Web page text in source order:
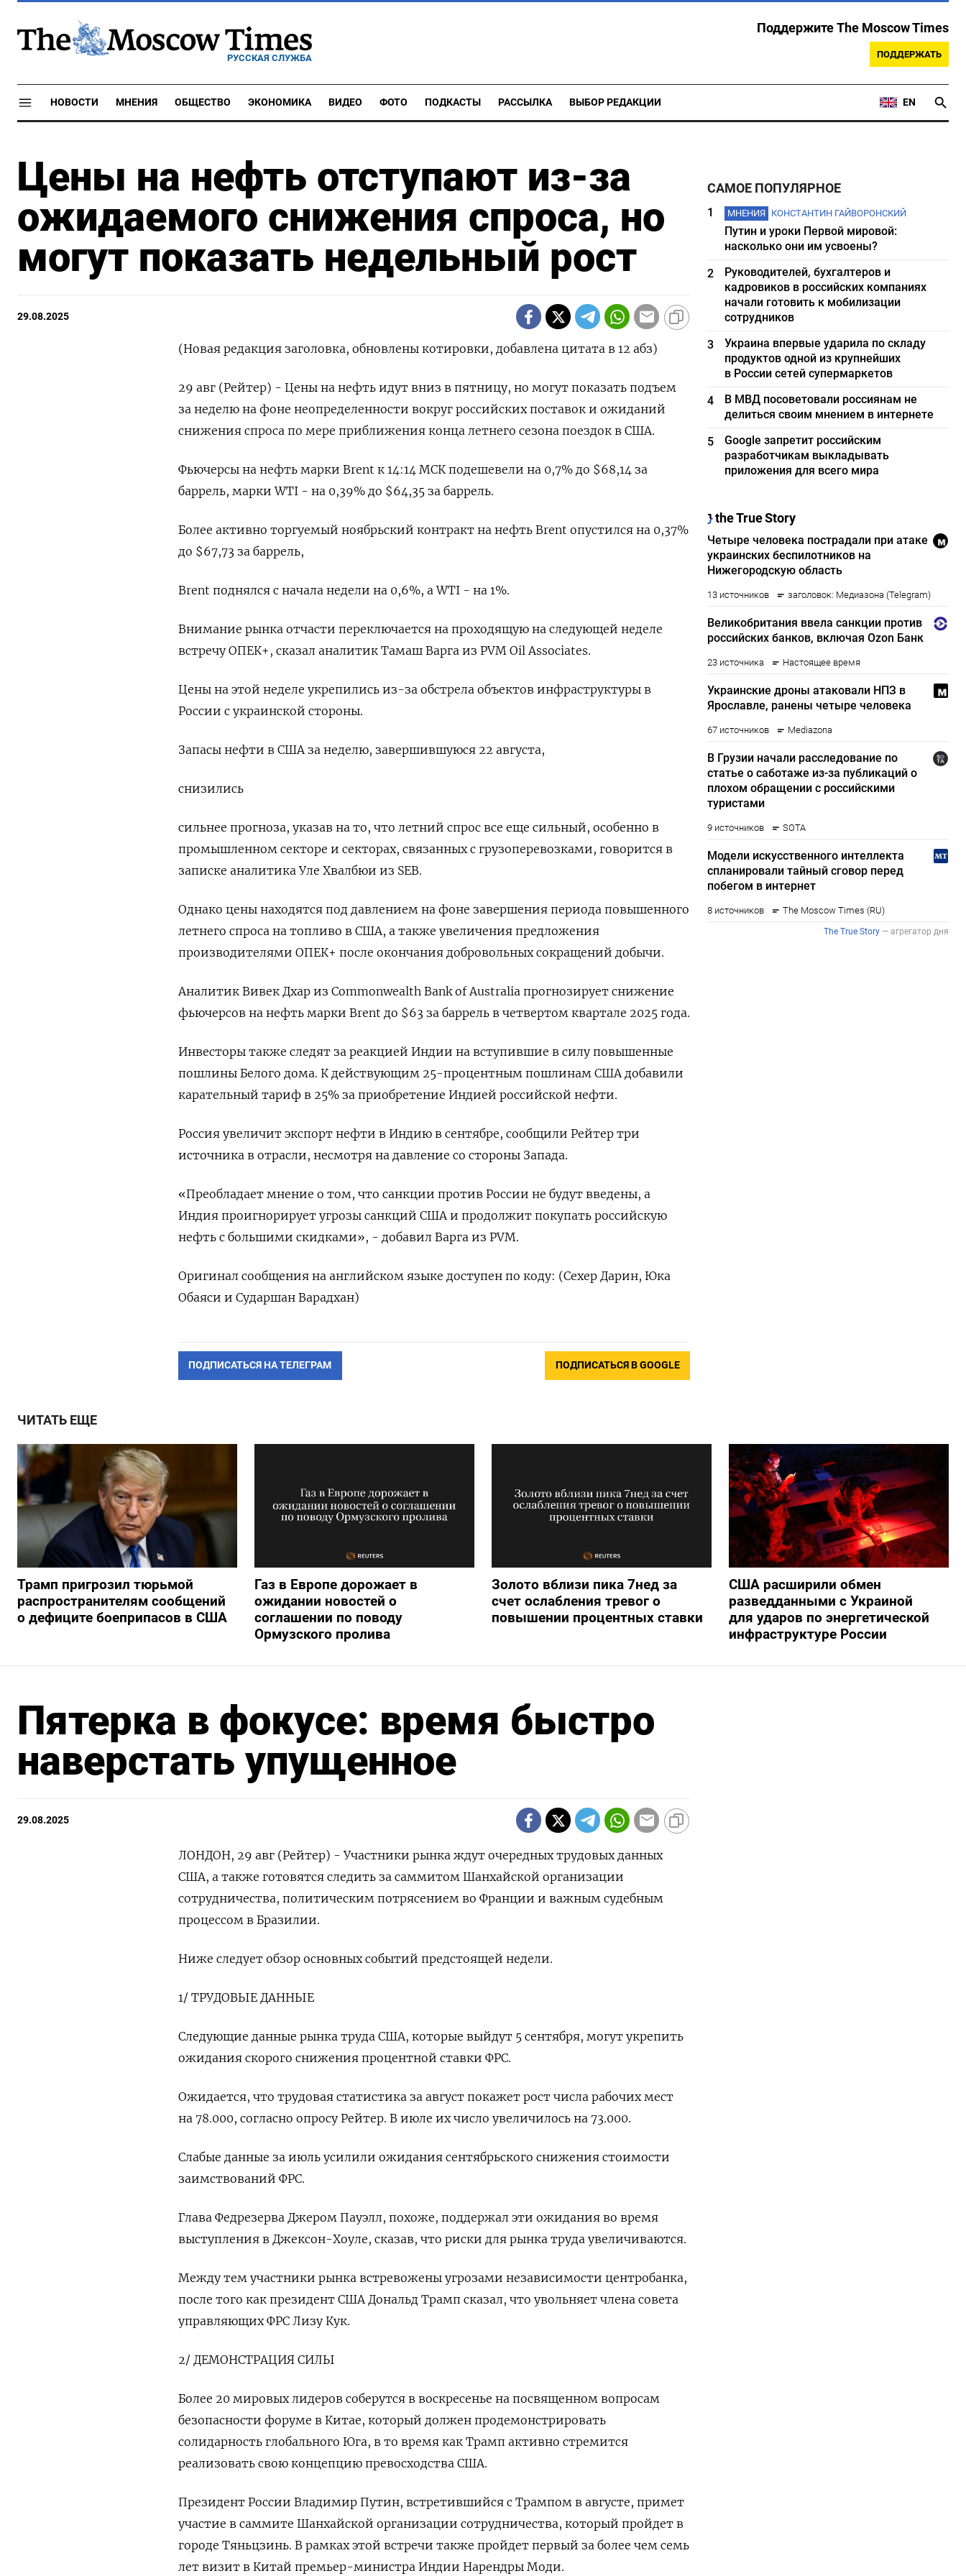
РУССКАЯ СЛУЖБА
Поддержите The Moscow Times
ПОДДЕРЖАТЬ
НОВОСТИ МНЕНИЯ ОБЩЕСТВО ЭКОНОМИКА ВИДЕО ФОТО ПОДКАСТЫ РАССЫЛКА ВЫБОР РЕДАКЦИИ EN
Цены на нефть отступают из-за
ожидаемого снижения спроса, но
могут показать недельный рост
29.08.2025
(Новая редакция заголовка, обновлены котировки, добавлена цитата в 12 абз)
29 авг (Рейтер) - Цены на нефть идут вниз в пятницу, но могут показать подъем
за неделю на фоне неопределенности вокруг российских поставок и ожиданий
снижения спроса по мере приближения конца летнего сезона поездок в США.
Фьючерсы на нефть марки Brent к 14:14 МСК подешевели на 0,7% до $68,14 за
баррель, марки WTI - на 0,39% до $64,35 за баррель.
Более активно торгуемый ноябрьский контракт на нефть Brent опустился на 0,37%
до $67,73 за баррель,
Brent поднялся с начала недели на 0,6%, а WTI - на 1%.
Внимание рынка отчасти переключается на проходящую на следующей неделе
встречу ОПЕК+, сказал аналитик Тамаш Варга из PVM Oil Associates.
Цены на этой неделе укрепились из-за обстрела объектов инфраструктуры в
России с украинской стороны.
Запасы нефти в США за неделю, завершившуюся 22 августа,
снизились
сильнее прогноза, указав на то, что летний спрос все еще сильный, особенно в
промышленном секторе и секторах, связанных с грузоперевозками, говорится в
записке аналитика Уле Хвалбюи из SEB.
Однако цены находятся под давлением на фоне завершения периода повышенного
летнего спроса на топливо в США, а также увеличения предложения
производителями ОПЕК+ после окончания добровольных сокращений добычи.
Аналитик Вивек Дхар из Commonwealth Bank of Australia прогнозирует снижение
фьючерсов на нефть марки Brent до $63 за баррель в четвертом квартале 2025 года.
Инвесторы также следят за реакцией Индии на вступившие в силу повышенные
пошлины Белого дома. К действующим 25-процентным пошлинам США добавили
карательный тариф в 25% за приобретение Индией российской нефти.
Россия увеличит экспорт нефти в Индию в сентябре, сообщили Рейтер три
источника в отрасли, несмотря на давление со стороны Запада.
«Преобладает мнение о том, что санкции против России не будут введены, а
Индия проигнорирует угрозы санкций США и продолжит покупать российскую
нефть с большими скидками», - добавил Варга из PVM.
Оригинал сообщения на английском языке доступен по коду: (Сехер Дарин, Юка
Обаяси и Сударшан Варадхан)
ПОДПИСАТЬСЯ НА ТЕЛЕГРАМ ПОДПИСАТЬСЯ В GOOGLE
САМОЕ ПОПУЛЯРНОЕ
1 МНЕНИЯ КОНСТАНТИН ГАЙВОРОНСКИЙ
Путин и уроки Первой мировой:
насколько они им усвоены?
2
Руководителей, бухгалтеров и
кадровиков в российских компаниях
начали готовить к мобилизации
сотрудников
3
Украина впервые ударила по складу
продуктов одной из крупнейших
в России сетей супермаркетов
4
В МВД посоветовали россиянам не
делиться своим мнением в интернете
5
Google запретит российским
разработчикам выкладывать
приложения для всего мира
ЧИТАТЬ ЕЩЕ
Трамп пригрозил тюрьмой
распространителям сообщений
о дефиците боеприпасов в США
Газ в Европе дорожает в
ожидании новостей о
соглашении по поводу
Ормузского пролива
Золото вблизи пика 7нед за
счет ослабления тревог о
повышении процентных ставки
США расширили обмен
разведданными с Украиной
для ударов по энергетической
инфраструктуре России
Пятерка в фокусе: время быстро
наверстать упущенное
29.08.2025
ЛОНДОН, 29 авг (Рейтер) - Участники рынка ждут очередных трудовых данных
США, а также готовятся следить за саммитом Шанхайской организации
сотрудничества, политическим потрясением во Франции и важным судебным
процессом в Бразилии.
Ниже следует обзор основных событий предстоящей недели.
1/ ТРУДОВЫЕ ДАННЫЕ
Следующие данные рынка труда США, которые выйдут 5 сентября, могут укрепить
ожидания скорого снижения процентной ставки ФРС.
Ожидается, что трудовая статистика за август покажет рост числа рабочих мест
на 78.000, согласно опросу Рейтер. В июле их число увеличилось на 73.000.
Слабые данные за июль усилили ожидания сентябрьского снижения стоимости
заимствований ФРС.
Глава Федрезерва Джером Пауэлл, похоже, поддержал эти ожидания во время
выступления в Джексон-Хоуле, сказав, что риски для рынка труда увеличиваются.
Между тем участники рынка встревожены угрозами независимости центробанка,
после того как президент США Дональд Трамп сказал, что увольняет члена совета
управляющих ФРС Лизу Кук.
2/ ДЕМОНСТРАЦИЯ СИЛЫ
Более 20 мировых лидеров соберутся в воскресенье на посвященном вопросам
безопасности форуме в Китае, который должен продемонстрировать
солидарность глобального Юга, в то время как Трамп активно стремится
реализовать свою концепцию превосходства США.
Президент России Владимир Путин, встретившийся с Трампом в августе, примет
участие в саммите Шанхайской организации сотрудничества, который пройдет в
городе Тяньцзинь. В рамках этой встречи также пройдет первый за более чем семь
лет визит в Китай премьер-министра Индии Нарендры Моди.